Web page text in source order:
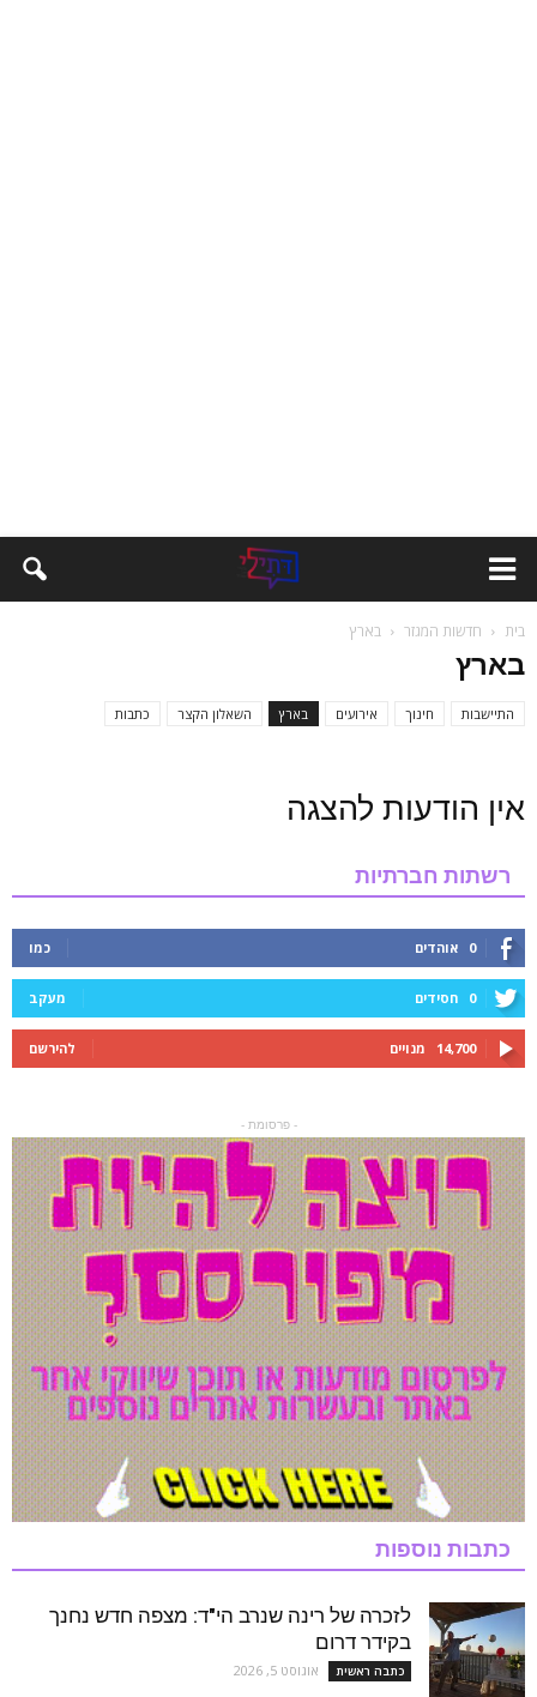
בית חדשות המגזר בארץ
בארץ
התיישבות חינוך אירועים בארץ השאלון הקצר כתבות
אין הודעות להצגה
רשתות חברתיות
0 אוהדים כמו
0 חסידים מעקב
14,700 מנויים להירשם
- פרסומת -
כתבות נוספות
לזכרה של רינה שנרב הי"ד: מצפה חדש נחנך
בקידר דרום
כתבה ראשית אוגוסט 5, 2026